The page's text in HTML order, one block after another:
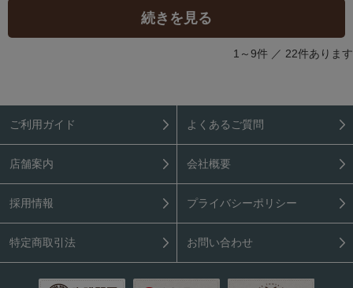
続きを見る
1～9件 ／ 22件あります
ご利用ガイド よくあるご質問
店舗案内 会社概要
採用情報 プライバシーポリシー
特定商取引法 お問い合わせ